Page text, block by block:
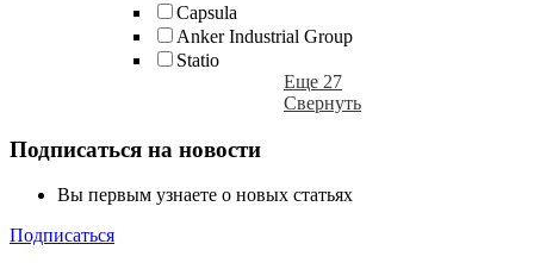
Capsula
Anker Industrial Group
Statio
Еще 27
Свернуть
Подписаться на новости
Вы первым узнаете о новых статьях
Подписаться